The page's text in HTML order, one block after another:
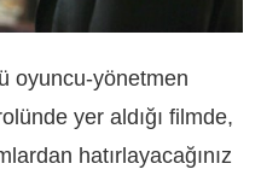
oyuncu-yönetmen
yer aldığı filmde,
hatırlayacağınız